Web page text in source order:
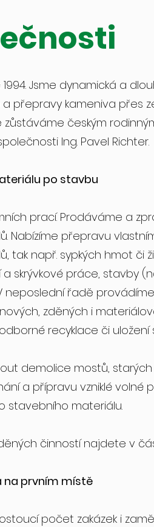
1994. Jsme dynamická a
přepravy kameniva přes
českým
Ing. Pavel Richter.
po stavbu
prací. Prodáváme a
Nabízíme přepravu
např. sypkých hmot či
skrývkové práce, stavby
neposlední řadě
zděných i
recyklace či uložení
demolice mostů, starých
a přípravu vzniklé volné
stavebního materiálu.
činností najdete v
na prvním místě
počet zakázek i